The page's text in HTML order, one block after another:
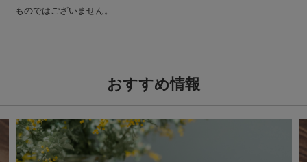
ものではございません。
おすすめ情報